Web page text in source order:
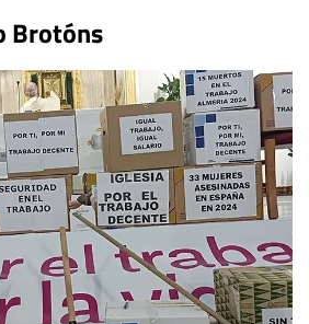
Brotóns